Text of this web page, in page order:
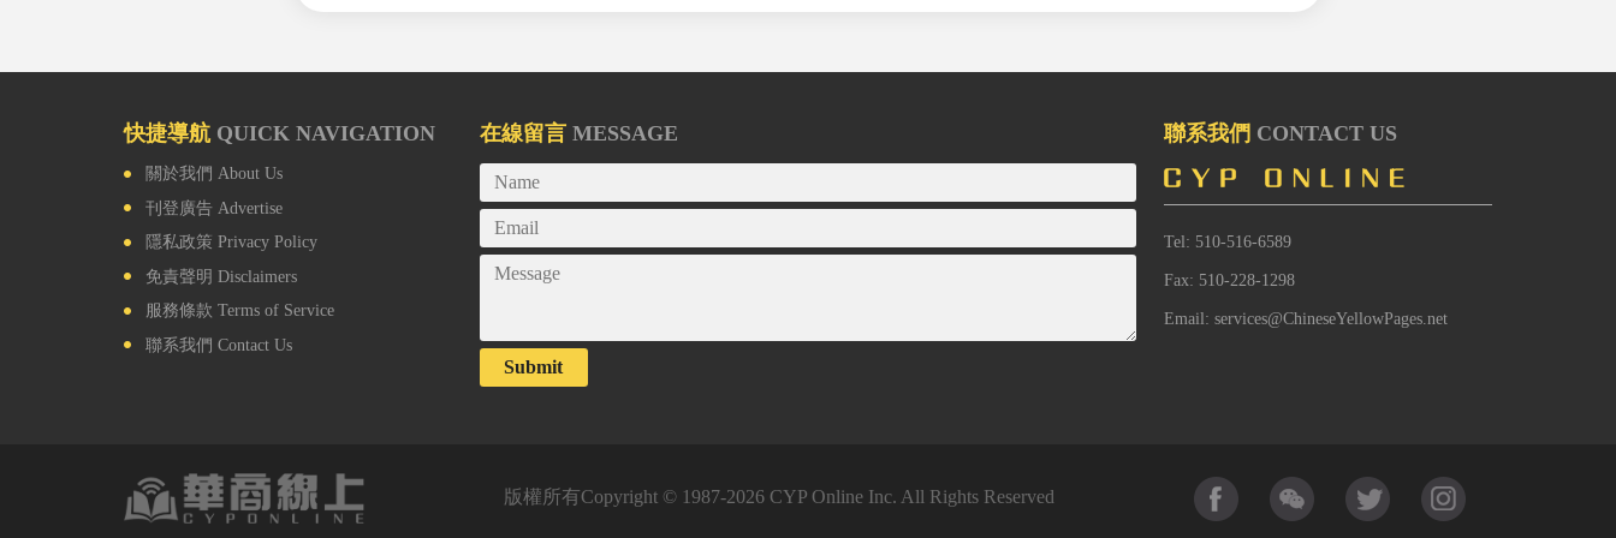
快捷導航QUICK NAVIGATION
關於我們 About Us
刊登廣告 Advertise
隱私政策 Privacy Policy
免責聲明 Disclaimers
服務條款 Terms of Service
聯系我們 Contact Us
在線留言MESSAGE
Submit
聯系我們 CONTACT US
Tel: 510-516-6589
Fax: 510-228-1298
Email: services@ChineseYellowPages.net
版權所有Copyright © 1987-2026 CYP Online Inc. All Rights Reserved